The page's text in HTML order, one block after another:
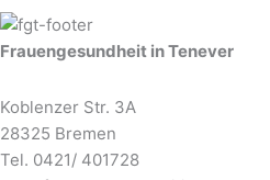
Frauengesundheit in Tenever
Koblenzer Str. 3A
28325 Bremen
Tel. 0421/ 401728